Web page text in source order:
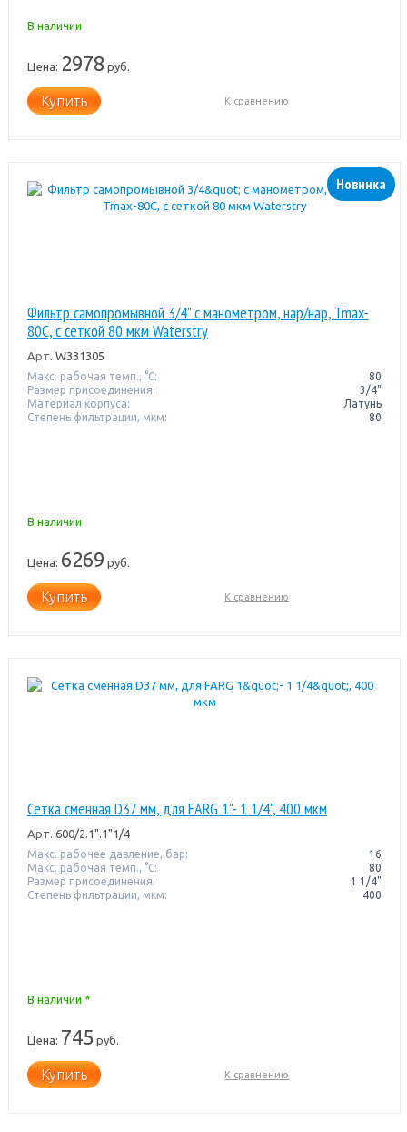
В наличии
Цена: 2978 руб.
Купить К сравнению
Новинка
Фильтр самопромывной 3/4" с манометром, нар/нар, Tmax-
80C, с сеткой 80 мкм Waterstry
Арт. W331305
Макс. рабочая темп., °С:
80
Размер присоединения:
3/4"
Материал корпуса:
Латунь
Степень фильтрации, мкм:
80
В наличии
Цена: 6269 руб.
Купить К сравнению
Сетка сменная D37 мм, для FARG 1"- 1 1/4", 400 мкм
Арт. 600/2.1".1"1/4
Макс. рабочее давление, бар:
16
Макс. рабочая темп., °С:
80
Размер присоединения:
1 1/4"
Степень фильтрации, мкм:
400
В наличии *
Цена: 745 руб.
Купить К сравнению